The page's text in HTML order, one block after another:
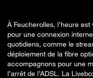
À Feucherolles, l’heure
pour une connexion
quotidiens, comme le
déploiement de la fibre
accompagnons pour une
l’arrêt de l’ADSL. La